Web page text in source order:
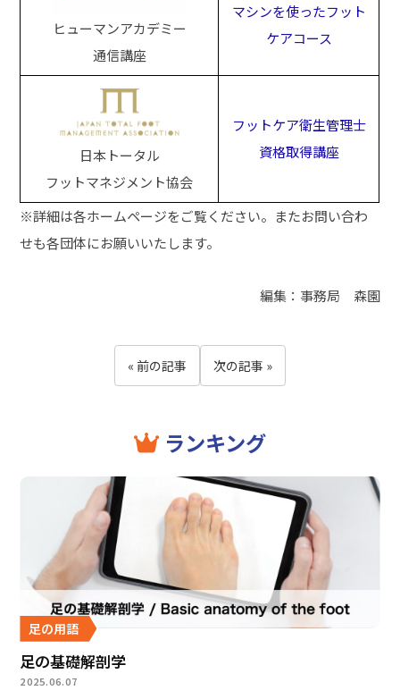
ヒューマンアカデミー
通信講座
マシンを使ったフット
ケアコース
日本トータル
フットマネジメント協会
フットケア衛生管理士
資格取得講座
※詳細は各ホームページをご覧ください。またお問い合わ
せも各団体にお願いいたします。
編集：事務局 森園
« 前の記事 次の記事 »
ランキング
足の用語
足の基礎解剖学
2025.06.07